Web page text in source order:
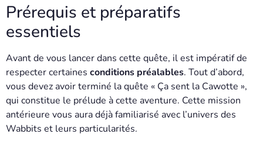
Prérequis et préparatifs
essentiels
Avant de vous lancer dans cette quête, il est impératif de
respecter certaines conditions préalables. Tout d’abord,
vous devez avoir terminé la quête « Ça sent la Cawotte »,
qui constitue le prélude à cette aventure. Cette mission
antérieure vous aura déjà familiarisé avec l’univers des
Wabbits et leurs particularités.